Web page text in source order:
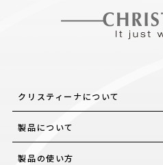
クリスティーナについて
製品について
製品の使い方